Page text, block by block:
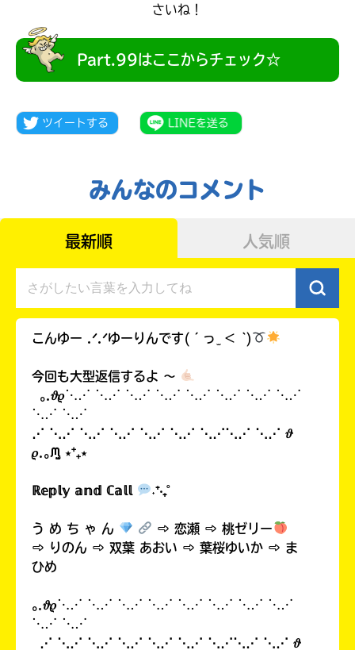
さいね！
Part.99はここからチェック☆
みんなのコメント
最新順 人気順
こんゆー .ᐟ.ᐟ ゆーりんです(´っ ̫ ＜ ̀ )
今回も大型返信するよ 〜
｡.𝜗𝜚⋱⋰ ⋱⋰ ⋱⋰ ⋱⋰ ⋱⋰ ⋱⋰ ⋱⋰ ⋱⋰
⋱⋰ ⋱⋰
⋰ ⋱⋰ ⋱⋰ ⋱⋰ ⋱⋰ ⋱⋰ ⋱⋰⋱⋰ ⋱⋰ 𝜗
𝜚.｡ ᙏ̤̫ ⋆⁺₊⋆
ℝ𝕖𝕡𝕝𝕪 𝕒𝕟𝕕 ℂ𝕒𝕝𝕝 ˖⁺‧₊˚
う め ち ゃ ん
⇨ 恋瀬 ⇨ 桃ゼリー
⇨ りのん ⇨ 双葉 あおい ⇨ 葉桜ゆいか ⇨ ま
ひめ
｡.𝜗𝜚⋱⋰ ⋱⋰ ⋱⋰ ⋱⋰ ⋱⋰ ⋱⋰ ⋱⋰ ⋱⋰
⋱⋰ ⋱⋰
⋰ ⋱⋰ ⋱⋰ ⋱⋰ ⋱⋰ ⋱⋰ ⋱⋰⋱⋰ ⋱⋰ 𝜗